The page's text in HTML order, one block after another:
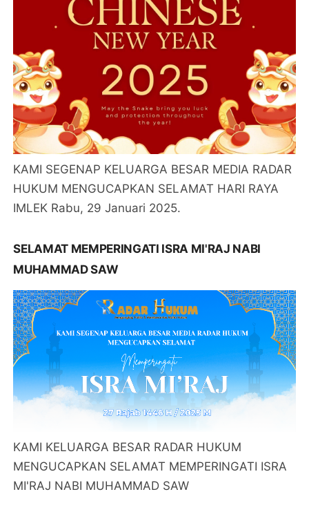
KAMI SEGENAP KELUARGA BESAR MEDIA RADAR
HUKUM MENGUCAPKAN SELAMAT HARI RAYA
IMLEK Rabu, 29 Januari 2025.
SELAMAT MEMPERINGATI ISRA MI'RAJ NABI
MUHAMMAD SAW
KAMI KELUARGA BESAR RADAR HUKUM
MENGUCAPKAN SELAMAT MEMPERINGATI ISRA
MI'RAJ NABI MUHAMMAD SAW